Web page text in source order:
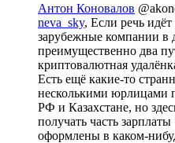
Антон Коновалов
neva_sky, Если речь
зарубежные компании в
преимущественно два
криптовалютная
Есть ещё какие-то
несколькими юрлицами
РФ и Казахстане, но
получать часть
оформлены в каком-